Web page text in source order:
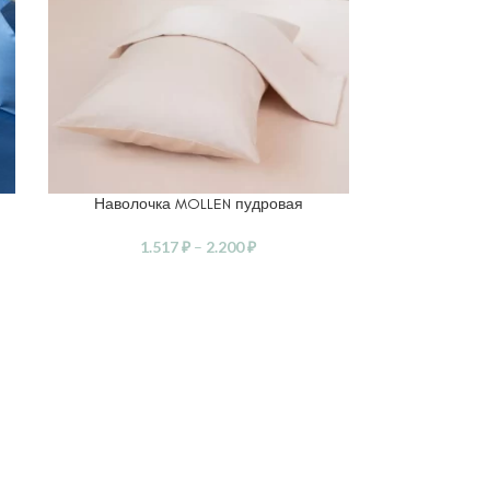
ВЫБЕРИТЕ ПАРАМЕТРЫ
Наволочка MOLLEN пудровая
1.517₽ – 2.200₽